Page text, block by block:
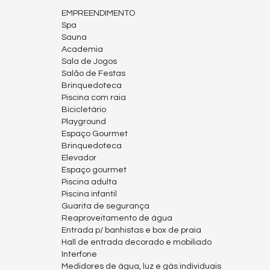
EMPREENDIMENTO
Spa
Sauna
Academia
Sala de Jogos
Salão de Festas
Brinquedoteca
Piscina com raia
Bicicletário
Playground
Espaço Gourmet
Brinquedoteca
Elevador
Espaço gourmet
Piscina adulta
Piscina infantil
Guarita de segurança
Reaproveitamento de água
Entrada p/ banhistas e box de praia
Hall de entrada decorado e mobiliado
Interfone
Medidores de água, luz e gás individuais